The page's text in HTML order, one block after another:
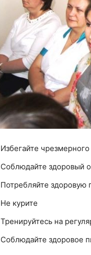
Избегайте
Соблюдайте здоровый
Потребляйте здоровую
Не курите
Тренируйтесь на
Соблюдайте здоровое